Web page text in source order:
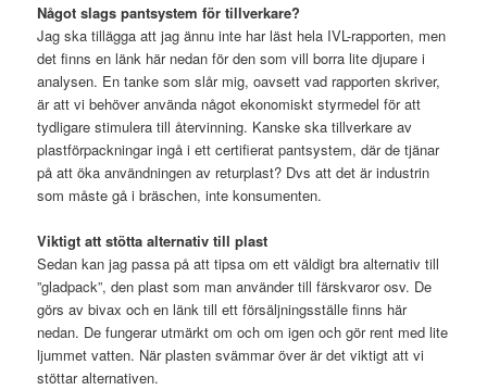
Något slags pantsystem för tillverkare?
Jag ska tillägga att jag ännu inte har läst hela IVL-rapporten, men
det finns en länk här nedan för den som vill borra lite djupare i
analysen. En tanke som slår mig, oavsett vad rapporten skriver,
är att vi behöver använda något ekonomiskt styrmedel för att
tydligare stimulera till återvinning. Kanske ska tillverkare av
plastförpackningar ingå i ett certifierat pantsystem, där de tjänar
på att öka användningen av returplast? Dvs att det är industrin
som måste gå i bräschen, inte konsumenten.
Viktigt att stötta alternativ till plast
Sedan kan jag passa på att tipsa om ett väldigt bra alternativ till
”gladpack”, den plast som man använder till färskvaror osv. De
görs av bivax och en länk till ett försäljningsställe finns här
nedan. De fungerar utmärkt om och om igen och gör rent med lite
ljummet vatten. När plasten svämmar över är det viktigt att vi
stöttar alternativen.